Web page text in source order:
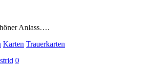
Anlass….
Karten Trauerkarten
0